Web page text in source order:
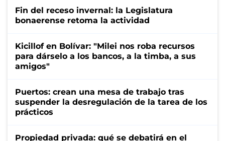
Fin del receso invernal: la Legislatura
bonaerense retoma la actividad
Kicillof en Bolívar: "Milei nos roba recursos
para dárselo a los bancos, a la timba, a sus
amigos"
Puertos: crean una mesa de trabajo tras
suspender la desregulación de la tarea de los
prácticos
Propiedad privada: qué se debatirá en el